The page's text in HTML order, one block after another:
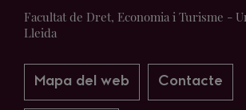
Facultat de Dret, Economia i Turisme -
Lleida
Mapa del web Contacte